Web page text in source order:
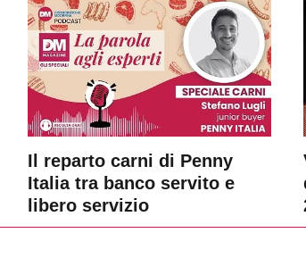
Il reparto carni di Penny
Italia tra banco servito e
libero servizio